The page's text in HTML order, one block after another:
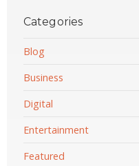
Categories
Blog
Business
Digital
Entertainment
Featured